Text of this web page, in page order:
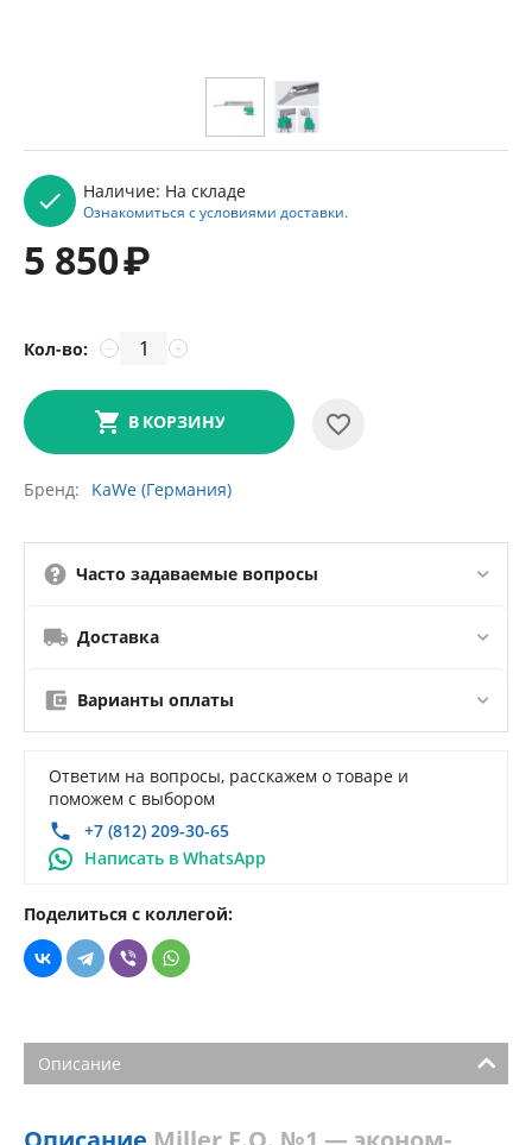
Наличие: На складе
Ознакомиться с условиями доставки.
5 850₽
Кол-во: +
−
В КОРЗИНУ
Бренд KaWe (Германия)
Часто задаваемые вопросы
Доставка
Варианты оплаты
Ответим на вопросы, расскажем о товаре и
поможем с выбором
+7 (812) 209-30-65
Написать в WhatsApp
Поделиться с коллегой:
Описание